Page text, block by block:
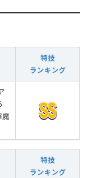
特技
ランキング
魔
特技
ランキング